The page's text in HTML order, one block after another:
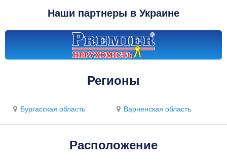
Наши партнеры в Украине
Регионы
Бургасская область Варненская область
Расположение